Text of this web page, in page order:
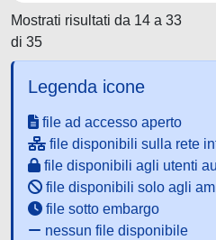
Mostrati risultati da 14 a 33
di 35
Legenda icone
file ad accesso aperto
file disponibili sulla rete
file disponibili agli utenti
file disponibili solo agli
file sotto embargo
nessun file disponibile